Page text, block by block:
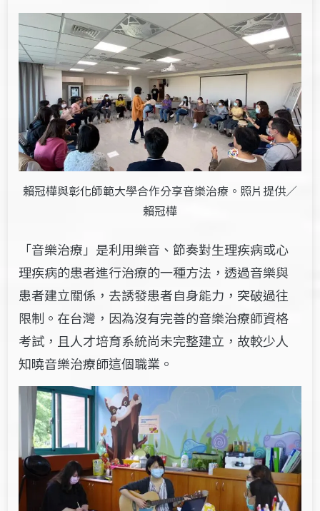
賴冠樺與彰化師範大學合作分享音樂治療。照片提供／
賴冠樺
「音樂治療」是利用樂音、節奏對生理疾病或心
理疾病的患者進行治療的一種方法，透過音樂與
患者建立關係，去誘發患者自身能力，突破過往
限制。在台灣，因為沒有完善的音樂治療師資格
考試，且人才培育系統尚未完整建立，故較少人
知曉音樂治療師這個職業。